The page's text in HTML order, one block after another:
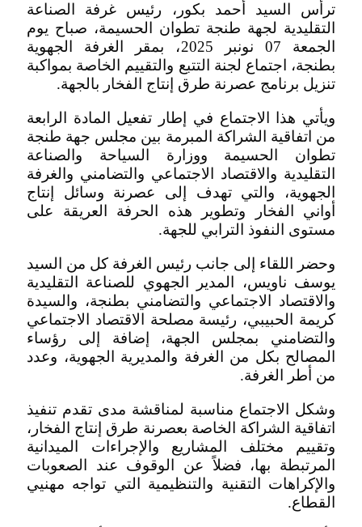
ترأس السيد أحمد بكور، رئيس غرفة الصناعة
التقليدية لجهة طنجة تطوان الحسيمة، صباح يوم
الجمعة 07 نونبر 2025، بمقر الغرفة الجهوية
بطنجة، اجتماع لجنة التتبع والتقييم الخاصة بمواكبة
تنزيل برنامج عصرنة طرق إنتاج الفخار بالجهة.
ويأتي هذا الاجتماع في إطار تفعيل المادة الرابعة
من اتفاقية الشراكة المبرمة بين مجلس جهة طنجة
تطوان الحسيمة ووزارة السياحة والصناعة
التقليدية والاقتصاد الاجتماعي والتضامني والغرفة
الجهوية، والتي تهدف إلى عصرنة وسائل إنتاج
أواني الفخار وتطوير هذه الحرفة العريقة على
مستوى النفوذ الترابي للجهة.
وحضر اللقاء إلى جانب رئيس الغرفة كل من السيد
يوسف ناويس، المدير الجهوي للصناعة التقليدية
والاقتصاد الاجتماعي والتضامني بطنجة، والسيدة
كريمة الحبيبي، رئيسة مصلحة الاقتصاد الاجتماعي
والتضامني بمجلس الجهة، إضافة إلى رؤساء
المصالح بكل من الغرفة والمديرية الجهوية، وعدد
من أطر الغرفة.
وشكل الاجتماع مناسبة لمناقشة مدى تقدم تنفيذ
اتفاقية الشراكة الخاصة بعصرنة طرق إنتاج الفخار،
وتقييم مختلف المشاريع والإجراءات الميدانية
المرتبطة بها، فضلاً عن الوقوف عند الصعوبات
والإكراهات التقنية والتنظيمية التي تواجه مهنيي
القطاع.